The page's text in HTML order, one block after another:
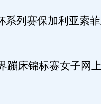
列赛保加利亚索菲
床锦标赛女子网